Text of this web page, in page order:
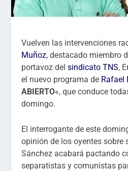
Vuelven las intervenciones
Muñoz, destacado miembro
portavoz delsindicato TNS,
el nuevo programa de Rafael
ABIERTO«, que conduce
domingo.
El interrogante de este
opinión de los oyentes sobre
Sánchez acabará pactando
separatistas y comunistas